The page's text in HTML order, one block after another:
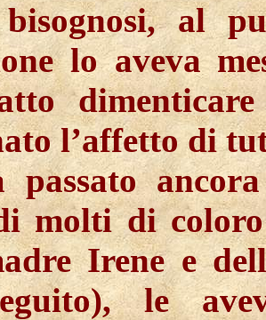
al
lo aveva
l’affetto di
passato
molti di
Irene e
le